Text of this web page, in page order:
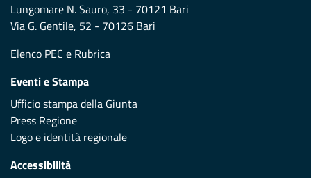
Lungomare N. Sauro, 33 - 70121 Bari
Via G. Gentile, 52 - 70126 Bari
Elenco PEC e Rubrica
Eventi e Stampa
Ufficio stampa della Giunta
Press Regione
Logo e identità regionale
Accessibilità